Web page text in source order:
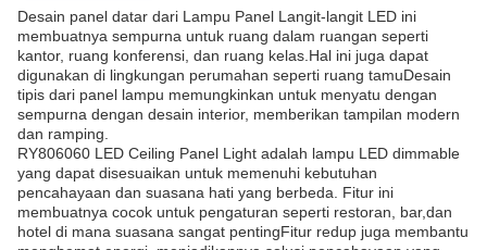
Desain panel datar dari Lampu Panel Langit-langit LED ini
membuatnya sempurna untuk ruang dalam ruangan seperti
kantor, ruang konferensi, dan ruang kelas.Hal ini juga dapat
digunakan di lingkungan perumahan seperti ruang tamuDesain
tipis dari panel lampu memungkinkan untuk menyatu dengan
sempurna dengan desain interior, memberikan tampilan modern
dan ramping.
RY806060 LED Ceiling Panel Light adalah lampu LED dimmable
yang dapat disesuaikan untuk memenuhi kebutuhan
pencahayaan dan suasana hati yang berbeda. Fitur ini
membuatnya cocok untuk pengaturan seperti restoran, bar,dan
hotel di mana suasana sangat pentingFitur redup juga membantu